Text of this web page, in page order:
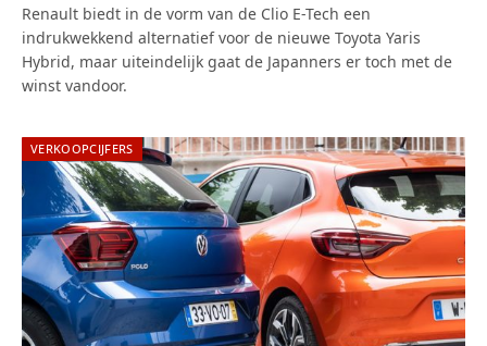
Renault biedt in de vorm van de Clio E-Tech een
indrukwekkend alternatief voor de nieuwe Toyota Yaris
Hybrid, maar uiteindelijk gaat de Japanners er toch met de
winst vandoor.
VERKOOPCIJFERS